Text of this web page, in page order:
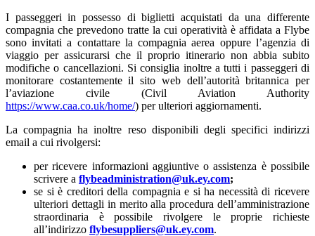
I passeggeri in possesso di biglietti acquistati da una differente
compagnia che prevedono tratte la cui operatività è affidata a Flybe
sono invitati a contattare la compagnia aerea oppure l’agenzia di
viaggio per assicurarsi che il proprio itinerario non abbia subito
modifiche o cancellazioni. Si consiglia inoltre a tutti i passeggeri di
monitorare costantemente il sito web dell’autorità britannica per
l’aviazione civile (Civil Aviation Authority
https://www.caa.co.uk/home/) per ulteriori aggiornamenti.
La compagnia ha inoltre reso disponibili degli specifici indirizzi
email a cui rivolgersi:
per ricevere informazioni aggiuntive o assistenza è possibile
scrivere a flybeadministration@uk.ey.com;
se si è creditori della compagnia e si ha necessità di ricevere
ulteriori dettagli in merito alla procedura dell’amministrazione
straordinaria è possibile rivolgere le proprie richieste
all’indirizzo flybesuppliers@uk.ey.com.